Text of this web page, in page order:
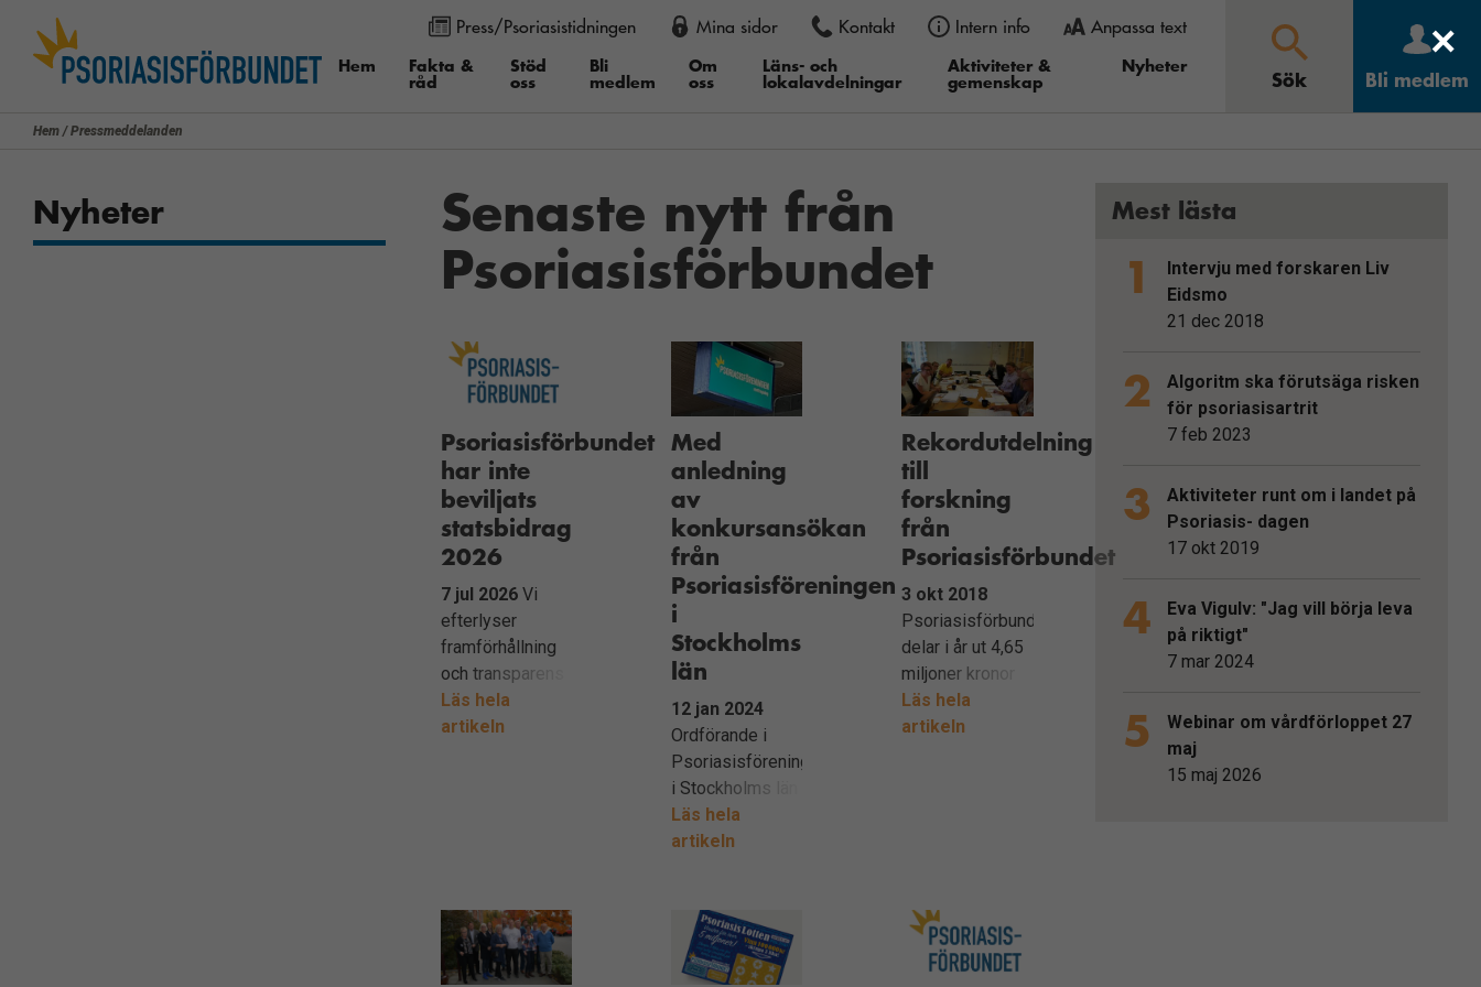
Använd knapparna för att ändra textstorleken på sidan. Du kan också justera storleken permanent i din webbläsare, genom att gå in under
menyalternativet ”Visa”. I Internet Explorer och Firefox väljer du därefter ”Textstorlek”, i Google Chrome ”Zooma in” eller ”Zooma ut” och i Opera
”Zoomfaktor”.
Mindre Återställ
Press/Psoriasistidningen Mina sidor Kontakt Intern info
Anpassa text
Hem
Fakta &
råd
Stöd
oss
Bli
medlem
Om
oss
Läns- och
lokalavdelningar
Aktiviteter &
gemenskap
Nyheter
Sök Bli medlem
Hem /Pressmeddelanden
Nyheter
Senaste nytt från
Psoriasisförbundet
Psoriasisförbundet
har inte
beviljats
statsbidrag
2026
7 jul 2026 Vi
efterlyser
framförhållning
och transparens
Läs hela
artikeln
Med
anledning
av
konkursansökan
från
Psoriasisföreningen
i
Stockholms
län
12 jan 2024
Ordförande i
Psoriasisföreningen
i Stockholms län
och
Psoriasisförbundets
beskedet om att
vårdverksamhet
inte längre kan
Läs hela
artikeln
Rekordutdelning
till
forskning
från
Psoriasisförbundet
3 okt 2018
Psoriasisförbundet
delar i år ut 4,65
miljoner kronor
till svenska
forskare inom
någonsin har
delat ut till
vetenskapliga
Läs hela
artikeln
Mest lästa
Intervju med forskaren Liv
Eidsmo
21 dec 2018
Algoritm ska förutsäga risken
för psoriasisartrit
7 feb 2023
Aktiviteter runt om i landet på
Psoriasis- dagen
17 okt 2019
Eva Vigulv: "Jag vill börja leva
på riktigt"
7 mar 2024
Webinar om vårdförloppet 27
maj
15 maj 2026
×